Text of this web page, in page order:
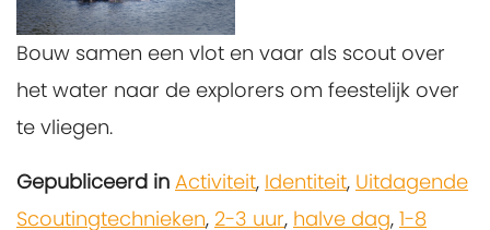
Bouw samen een vlot en vaar als scout over
het water naar de explorers om feestelijk over
te vliegen.
Gepubliceerd in Activiteit, Identiteit, Uitdagende
Scoutingtechnieken, 2-3 uur, halve dag, 1-8